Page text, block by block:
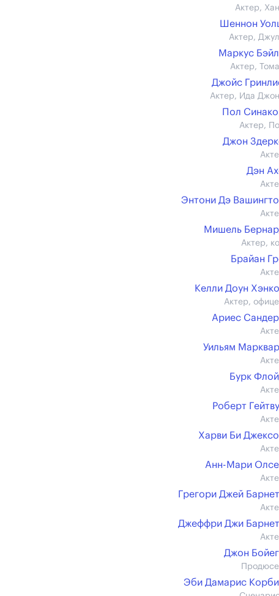
Актер,
Шеннон
Актер,
Маркус
Актер,
Джойс
Актер, Ида
Пол
Актер,
Джон
Дэн
Энтони Дэ
Мишель
Актер,
Брайан
Келли Доун
Актер,
Ариес
Уильям
Бурк
Роберт
Харви Би
Анн-Мари
Грегори Джей
Джеффри Джи
Джон
Эби Дамарис